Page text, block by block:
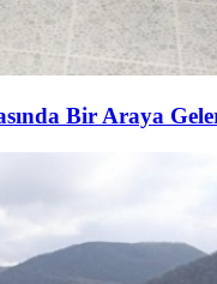
Bir Araya